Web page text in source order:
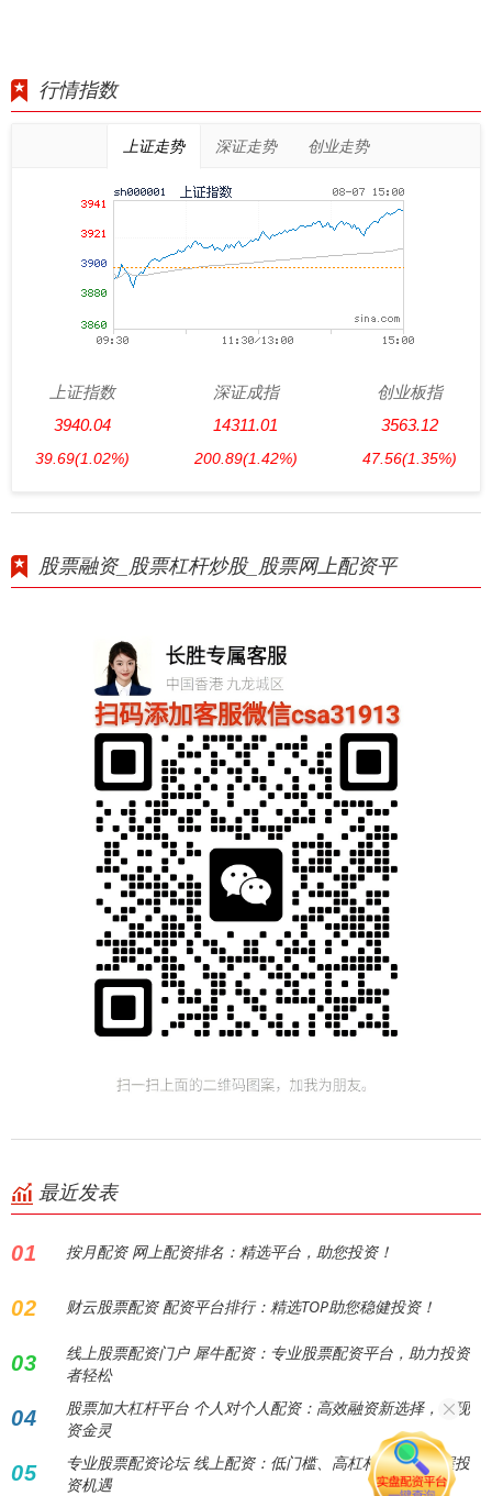
行情指数
上证走势 深证走势 创业走势
上证指数
3940.04
39.69(1.02%)
深证成指
14311.01
200.89(1.42%)
创业板指
3563.12
47.56(1.35%)
股票融资_股票杠杆炒股_股票网上配资平
最近发表
01 按月配资 网上配资排名：精选平台，助您投资！
02 财云股票配资 配资平台排行：精选TOP助您稳健投资！
03
线上股票配资门户 犀牛配资：专业股票配资平台，助力投资
者轻松
04
股票加大杠杆平台 个人对个人配资：高效融资新选择，实现
资金灵
05
专业股票配资论坛 线上配资：低门槛、高杠杆，助您把握投
资机遇